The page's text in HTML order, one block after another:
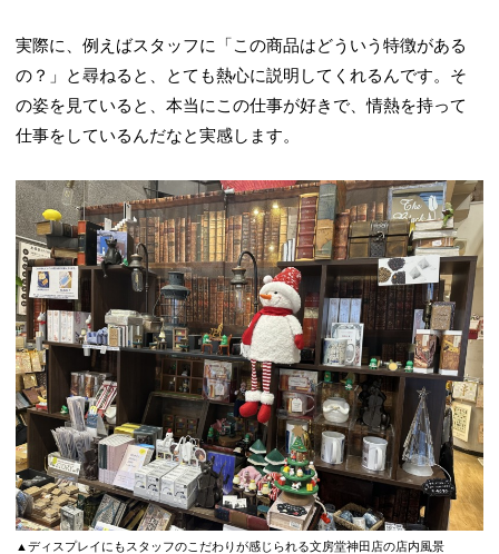
実際に、例えばスタッフに「この商品はどういう特徴がある
の？」と尋ねると、とても熱心に説明してくれるんです。そ
の姿を見ていると、本当にこの仕事が好きで、情熱を持って
仕事をしているんだなと実感します。
▲ディスプレイにもスタッフのこだわりが感じられる文房堂神田店の店内風景